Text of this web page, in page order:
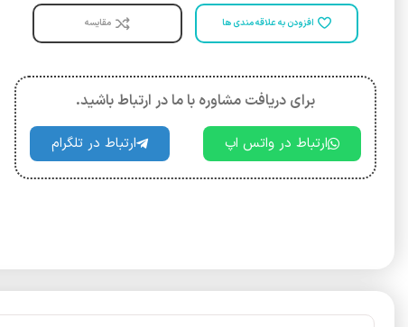
افزودن به علاقه مندی ها مقایسه
برای دریافت مشاوره با ما در ارتباط باشید.
ارتباط در واتس اپ ارتباط در تلگرام